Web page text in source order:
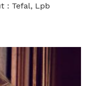
: Tefal, Lpb